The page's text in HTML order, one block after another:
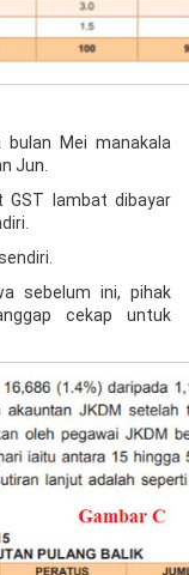
Mei manakala
Jun.
GST lambat dibayar
sebelum ini, pihak
cekap untuk